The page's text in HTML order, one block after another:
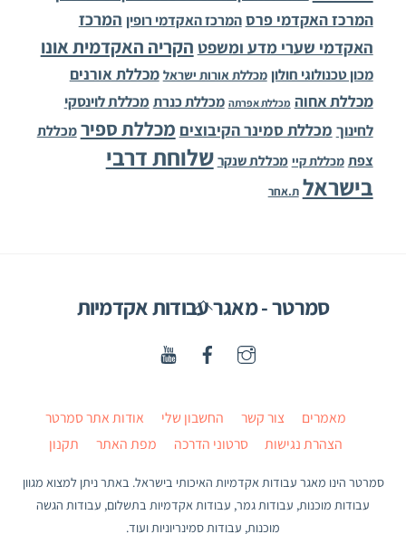
המרכז האקדמי פרס המרכז האקדמי רופין המרכז
האקדמי שערי מדע ומשפט הקריה האקדמית אונו
מכון טכנולוגי חולון מכללת אורות ישראל מכללת אורנים
מכללת אחוה מכללת אפרתה מכללת כנרת מכללת לוינסקי
לחינוך מכללת סמינר הקיבוצים מכללת ספיר מכללת
צפת מכללת קיי מכללת שנקר שלוחת דרבי
בישראל ת.אחר
Back
Top
סמרטר - מאגר עבודות אקדמיות
מאמרים צור קשר החשבון שלי
אודות אתר סמרטר
הצהרת נגישות
סרטוני הדרכה מפת האתר תקנון
סמרטר הינו מאגר עבודות אקדמיות האיכותי בישראל. באתר ניתן למצוא מגוון
עבודות מוכנות, עבודות גמר, עבודות אקדמיות בתשלום, עבודות הגשה
מוכנות, עבודות סמינריוניות ועוד.